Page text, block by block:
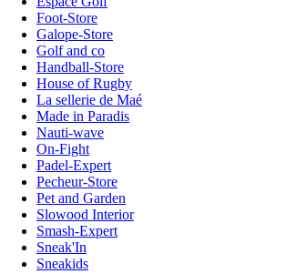
Foot-Store
Galope-Store
Golf and co
Handball-Store
House of Rugby
La sellerie de Maé
Made in Paradis
Nauti-wave
On-Fight
Padel-Expert
Pecheur-Store
Pet and Garden
Slowood Interior
Smash-Expert
Sneak'In
Sneakids